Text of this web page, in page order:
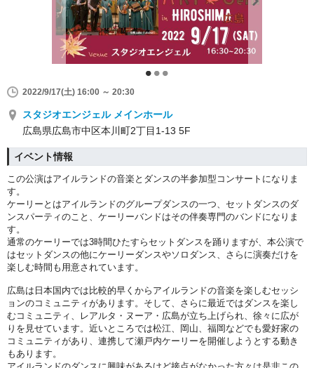
2022/9/17(土) 16:00 ～ 20:30
スタジオエンジェル メインホール
広島県広島市中区本川町2丁目1-13 5F
イベント情報
この公演はアイルランドの音楽とダンスの半参加型コンサートになりま
す。
ケーリーとはアイルランドのグループダンスの一つ、セットダンスのダ
ンスパーティのこと、ケーリーバンドはその伴奏専門のバンドになりま
す。
通常のケーリーでは3時間ひたすらセットダンスを踊りますが、本公演で
はセットダンスの他にケーリーダンスやソロダンス、さらに演奏だけを
楽しむ時間も用意されています。
広島は日本国内では比較的早くからアイルランドの音楽を楽しむセッシ
ョンのコミュニティがあります。そして、さらに最近ではダンスを楽し
むコミュニティ、レアルタ・ヌーア・広島が立ち上げられ、徐々に広が
りを見せています。近いところでは松江、岡山、福岡などでも愛好家の
コミュニティがあり、連携して瀬戸内ケーリーを開催しようとする動き
もあります。